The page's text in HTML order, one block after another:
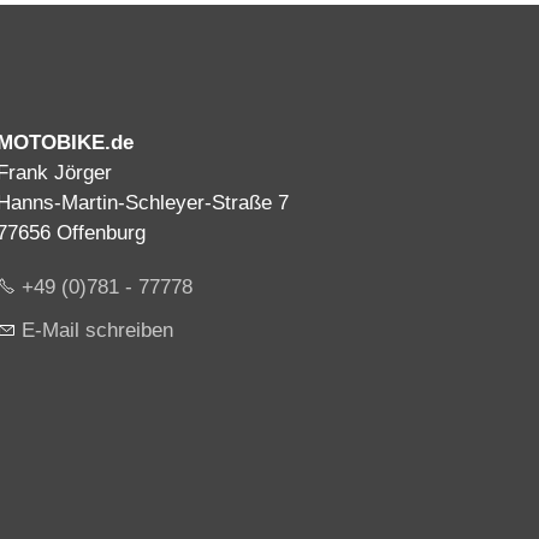
MOTOBIKE.de
Frank Jörger
Hanns-Martin-Schleyer-Straße 7
Offenburg
+49 (0)781 - 77778
E-Mail schreiben